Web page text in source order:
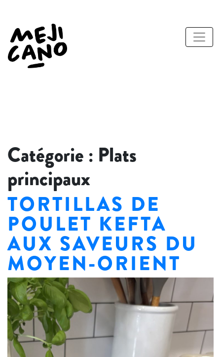
Catégorie : Plats
principaux
TORTILLAS DE
POULET KEFTA
AUX SAVEURS DU
MOYEN-ORIENT